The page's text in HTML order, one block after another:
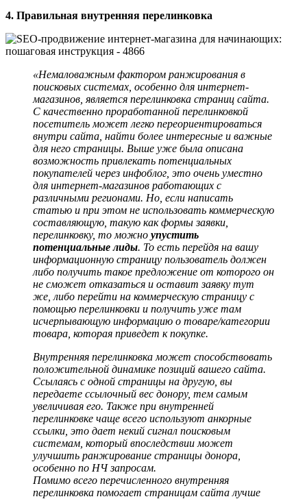
4. Правильная внутренняя перелинковка
«Немаловажным фактором ранжирования в
поисковых системах, особенно для интернет-
магазинов, является перелинковка страниц сайта.
С качественно проработанной перелинковкой
посетитель может легко переориентироваться
внутри сайта, найти более интересные и важные
для него страницы. Выше уже была описана
возможность привлекать потенциальных
покупателей через инфоблог, это очень уместно
для интернет-магазинов работающих с
различными регионами. Но, если написать
статью и при этом не использовать коммерческую
составляющую, такую как формы заявки,
перелинковку, то можно упустить
потенциальные лиды. То есть перейдя на вашу
информационную страницу пользователь должен
либо получить такое предложение от которого он
не сможет отказаться и оставит заявку тут
же, либо перейти на коммерческую страницу с
помощью перелинковки и получить уже там
исчерпывающую информацию о товаре/категории
товара, которая приведет к покупке.
Внутренняя перелинковка может способствовать
положительной динамике позиций вашего сайта.
Ссылаясь с одной страницы на другую, вы
передаете ссылочный вес донору, тем самым
увеличивая его. Также при внутренней
перелинковке чаще всего используют анкорные
ссылки, это дает некий сигнал поисковым
системам, который впоследствии может
улучшить ранжирование страницы донора,
особенно по НЧ запросам.
Помимо всего перечисленного внутренняя
перелинковка помогает страницам сайта лучше